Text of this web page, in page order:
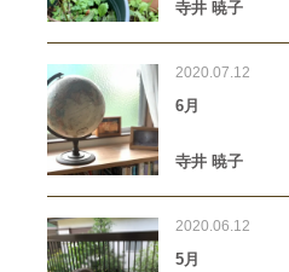
寺井 暁子
2020.07.12
6月
寺井 暁子
2020.06.12
5月